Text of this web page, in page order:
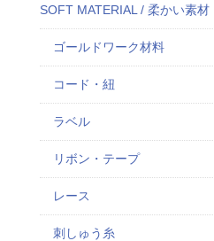
SOFT MATERIAL / 柔かい素材
ゴールドワーク材料
コード・紐
ラベル
リボン・テープ
レース
刺しゅう糸